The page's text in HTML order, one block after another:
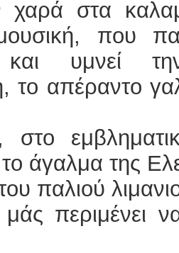
χαρά στα
που
και υμνεί
το απέραντο
στο
άγαλμα της
παλιού
περιμένει